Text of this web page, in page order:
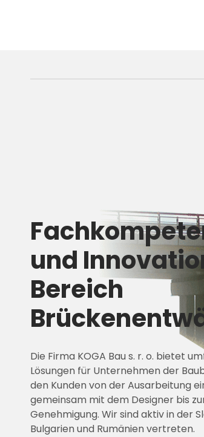
und
Bereich
Die Firma KOGA Bau s. r. o. bietet
Lösungen für Unternehmen der
den Kunden von der Ausarbeitung
gemeinsam mit dem Designer bis
Genehmigung. Wir sind aktiv in der
Bulgarien und Rumänien vertreten.